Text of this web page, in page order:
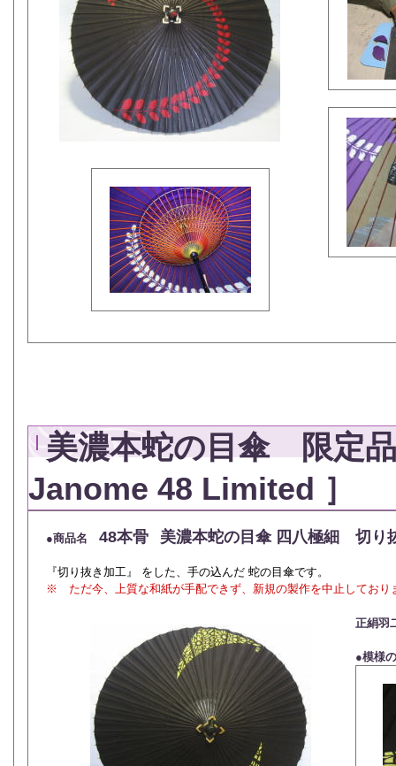
美濃本蛇の目傘 限定
Janome 48 Limited ］
●商品名 48本骨 美濃本蛇の目傘 四八極細 切り
『切り抜き加工』 をした、手の込んだ 蛇の目傘です。
※ ただ今、上質な和紙が手配できず、新規の製作を中止しており
正絹
●模様